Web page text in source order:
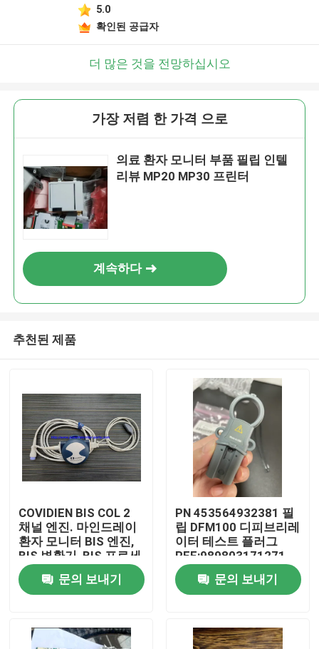
5.0
확인된 공급자
더 많은 것을 전망하십시오
가장 저렴 한 가격 으로
의료 환자 모니터 부품 필립 인텔
리뷰 MP20 MP30 프린터
계속하다
추천된 제품
COVIDIEN BIS COL 2
채널 엔진. 마인드레이
환자 모니터 BIS 엔진,
BIS 변환기, BIS 프로세
서
문의 보내기
PN 453564932381 필
립 DFM100 디피브리레
이터 테스트 플러그
REF:989803171271
문의 보내기